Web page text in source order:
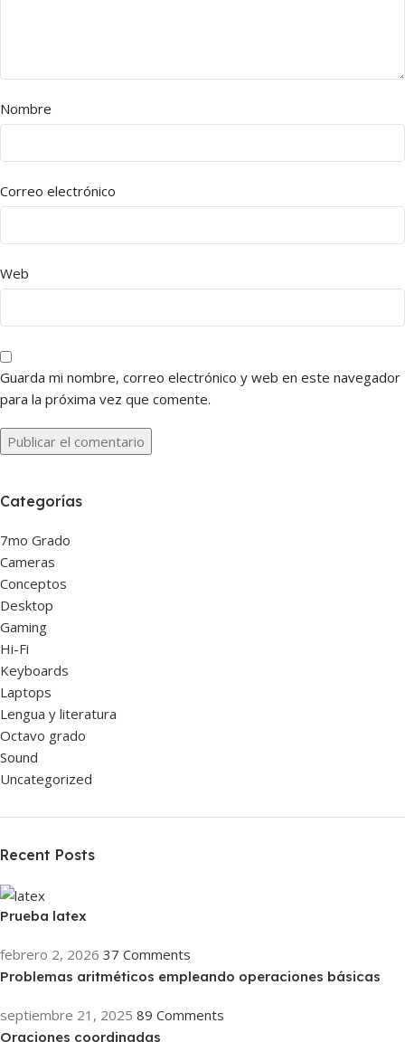
Nombre
Correo electrónico
Web
Guarda mi nombre, correo electrónico y web en este navegador
para la próxima vez que comente.
Categorías
7mo Grado
Cameras
Conceptos
Desktop
Gaming
Hi-Fi
Keyboards
Laptops
Lengua y literatura
Octavo grado
Sound
Uncategorized
Recent Posts
Prueba latex
febrero 2, 2026 37 Comments
Problemas aritméticos empleando operaciones básicas
septiembre 21, 2025 89 Comments
Oraciones coordinadas